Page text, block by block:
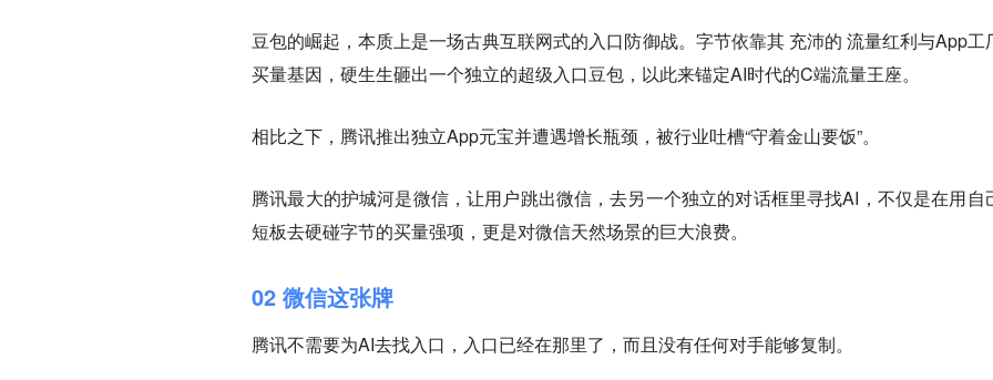
豆包的崛起，本质上是一场古典互联网式的入口防御战。字节依靠其 充沛的 流量红利与App工
买量基因，硬生生砸出一个独立的超级入口豆包，以此来锚定AI时代的C端流量王座。
相比之下，腾讯推出独立App元宝并遭遇增长瓶颈，被行业吐槽“守着金山要饭”。
腾讯最大的护城河是微信，让用户跳出微信，去另一个独立的对话框里寻找AI，不仅是在用自
短板去硬碰字节的买量强项，更是对微信天然场景的巨大浪费。
02 微信这张牌
腾讯不需要为AI去找入口，入口已经在那里了，而且没有任何对手能够复制。